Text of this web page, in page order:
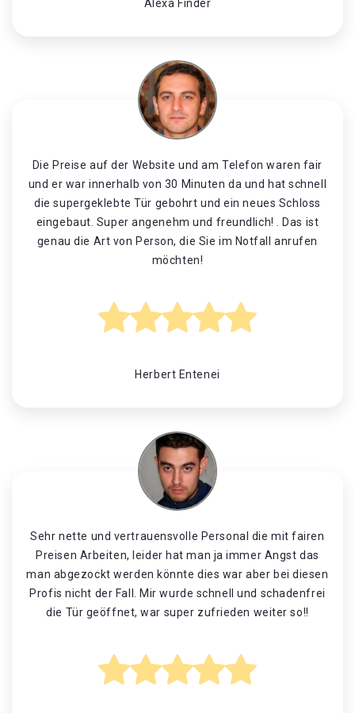
Alexa Finder
Die Preise auf der Website und am Telefon waren fair
und er war innerhalb von 30 Minuten da und hat schnell
die supergeklebte Tür gebohrt und ein neues Schloss
eingebaut. Super angenehm und freundlich! . Das ist
genau die Art von Person, die Sie im Notfall anrufen
möchten!
Herbert Entenei
Sehr nette und vertrauensvolle Personal die mit fairen
Preisen Arbeiten, leider hat man ja immer Angst das
man abgezockt werden könnte dies war aber bei diesen
Profis nicht der Fall. Mir wurde schnell und schadenfrei
die Tür geöffnet, war super zufrieden weiter so!!